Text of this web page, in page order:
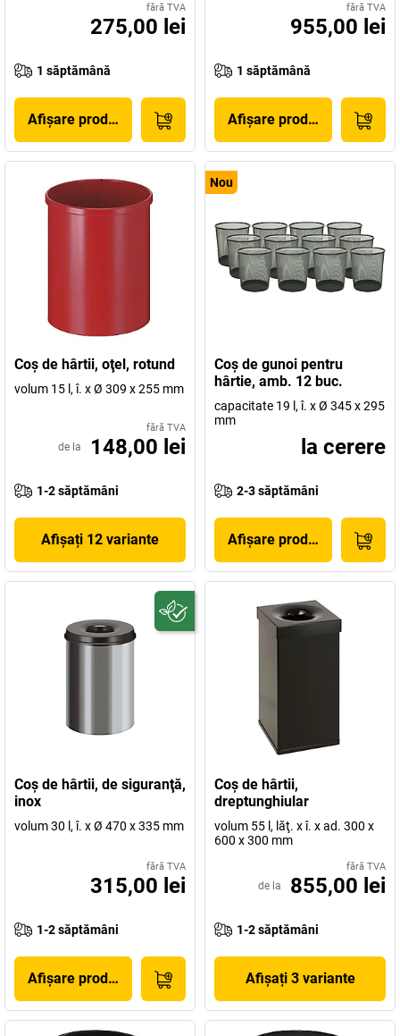
fără TVA
275,00 lei
1 săptămână
Afișare produs
fără TVA
955,00 lei
1 săptămână
Afișare produs
Coş de hârtii, oţel, rotund
volum 15 l, î. x Ø 309 x 255 mm
fără TVA
de la 148,00 lei
1-2 săptămâni
Afișați 12 variante
Nou
Coş de gunoi pentru
hârtie, amb. 12 buc.
capacitate 19 l, î. x Ø 345 x 295
mm
la cerere
2-3 săptămâni
Afișare produs
Coş de hârtii, de siguranţă,
inox
volum 30 l, î. x Ø 470 x 335 mm
fără TVA
315,00 lei
1-2 săptămâni
Afișare produs
Coş de hârtii,
dreptunghiular
volum 55 l, lăţ. x î. x ad. 300 x
600 x 300 mm
fără TVA
de la 855,00 lei
1-2 săptămâni
Afișați 3 variante